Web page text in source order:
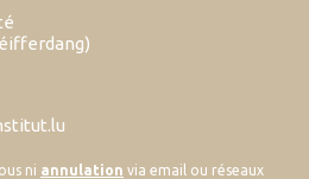
ni annulation via email ou réseaux